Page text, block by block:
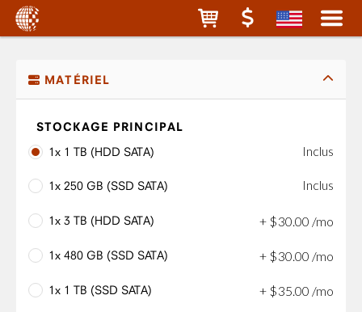
MATÉRIEL
STOCKAGE PRINCIPAL
1x 1 TB (HDD SATA)
Inclus
1x 250 GB (SSD SATA) Inclus
1x 3 TB (HDD SATA) + $30.00 /mo
1x 480 GB (SSD SATA) + $30.00 /mo
1x 1 TB (SSD SATA) + $35.00 /mo